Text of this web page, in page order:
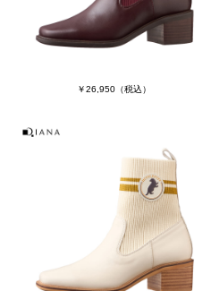
￥26,950 （税込）